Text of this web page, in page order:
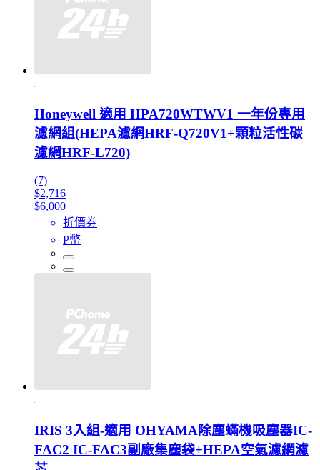
Honeywell 適用 HPA720WTWV1 一年份專用
濾網組(HEPA濾網HRF-Q720V1+顆粒活性碳
濾網HRF-L720)
(7)
$2,716
$6,000
折價券
P幣
IRIS 3入組-適用 OHYAMA除塵蟎機吸塵器IC-
FAC2 IC-FAC3副廠集塵袋+HEPA空氣濾網濾